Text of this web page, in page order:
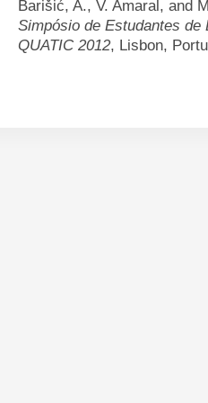
Barišić, A., V. Amaral, and
Simpósio de Estudantes de
QUATIC 2012, Lisbon,